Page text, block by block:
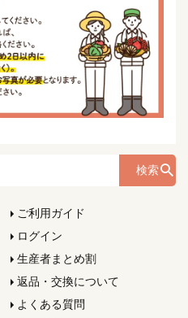
検索
ご利用ガイド
ログイン
生産者まとめ割
返品・交換について
よくある質問